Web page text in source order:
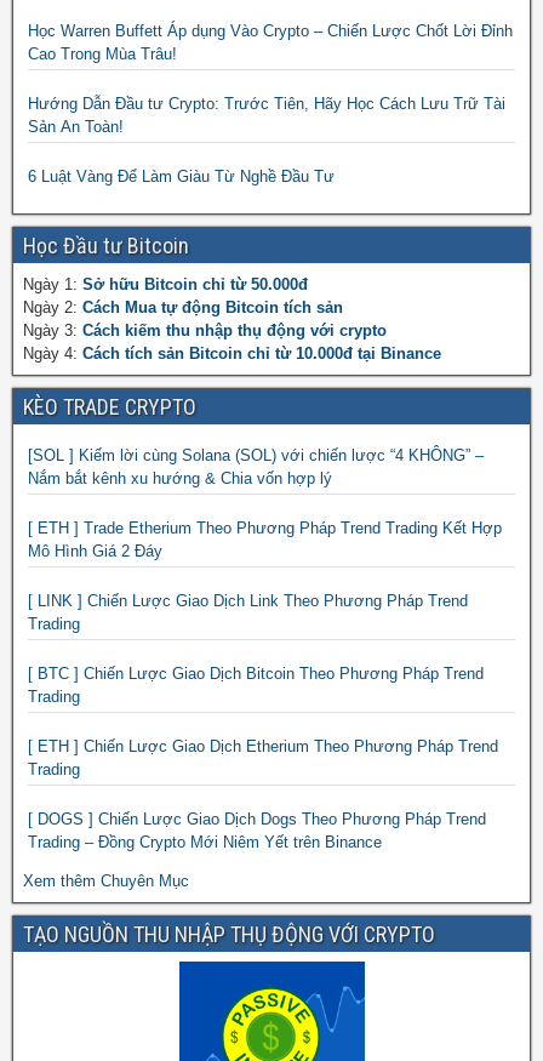
Học Warren Buffett Áp dụng Vào Crypto – Chiến Lược Chốt Lời Đỉnh
Cao Trong Mùa Trâu!
Hướng Dẫn Đầu tư Crypto: Trước Tiên, Hãy Học Cách Lưu Trữ Tài
Sản An Toàn!
6 Luật Vàng Để Làm Giàu Từ Nghề Đầu Tư
Học Đầu tư Bitcoin
Ngày 1: Sở hữu Bitcoin chỉ từ 50.000đ
Ngày 2: Cách Mua tự động Bitcoin tích sản
Ngày 3: Cách kiếm thu nhập thụ động với crypto
Ngày 4: Cách tích sản Bitcoin chỉ từ 10.000đ tại Binance
KÈO TRADE CRYPTO
[SOL ] Kiếm lời cùng Solana (SOL) với chiến lược “4 KHÔNG” –
Nắm bắt kênh xu hướng & Chia vốn hợp lý
[ ETH ] Trade Etherium Theo Phương Pháp Trend Trading Kết Hợp
Mô Hình Giá 2 Đáy
[ LINK ] Chiến Lược Giao Dịch Link Theo Phương Pháp Trend
Trading
[ BTC ] Chiến Lược Giao Dịch Bitcoin Theo Phương Pháp Trend
Trading
[ ETH ] Chiến Lược Giao Dịch Etherium Theo Phương Pháp Trend
Trading
[ DOGS ] Chiến Lược Giao Dịch Dogs Theo Phương Pháp Trend
Trading – Đồng Crypto Mới Niêm Yết trên Binance
Xem thêm Chuyên Mục
TẠO NGUỒN THU NHẬP THỤ ĐỘNG VỚI CRYPTO